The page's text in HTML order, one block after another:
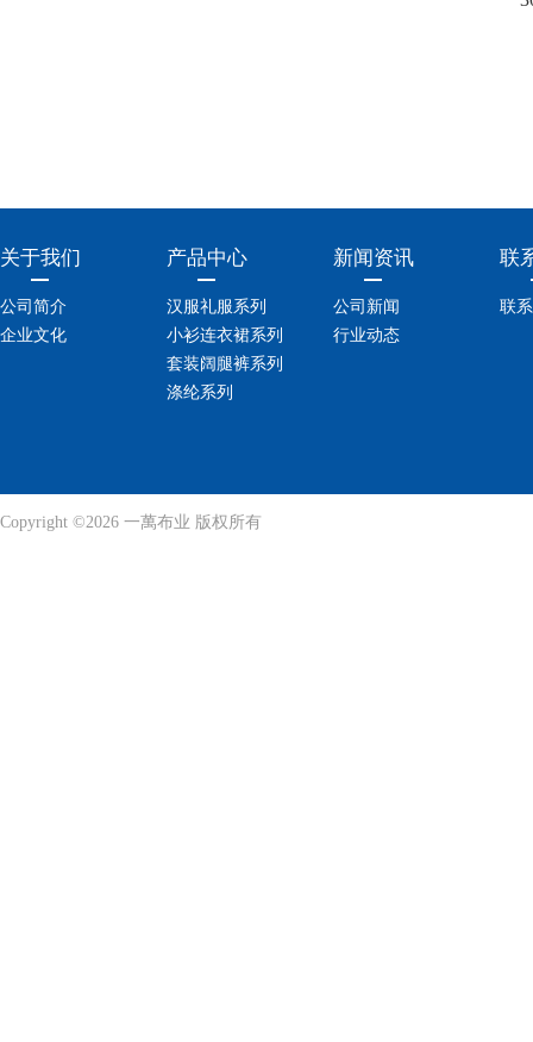
关于我们
公司简介
企业文化
产品中心
汉服礼服系列
小衫连衣裙系列
套装阔腿裤系列
涤纶系列
新闻资讯
公司新闻
行业动态
联
联
Copyright ©2026 一萬布业 版权所有